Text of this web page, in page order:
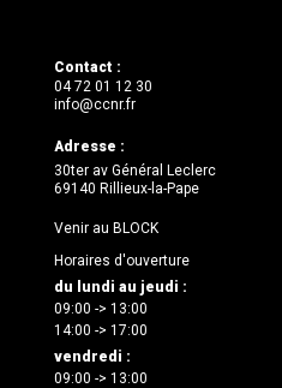
Contact :
04 72 01 12 30
info@ccnr.fr
Adresse :
30ter av Général Leclerc
69140 Rillieux-la-Pape
Venir au BLOCK
Horaires d'ouverture
du lundi au jeudi :
09:00 -> 13:00
14:00 -> 17:00
vendredi :
09:00 -> 13:00